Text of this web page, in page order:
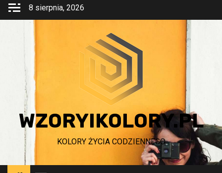
Przejdź
8 sierpnia, 2026
WZORYIKOLORY.PL
KOLORY ŻYCIA CODZIENNEGO